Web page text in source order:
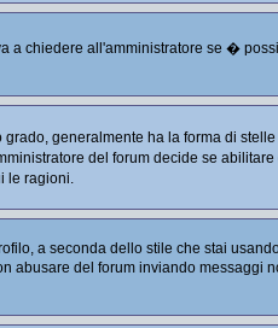
chiedere all'amministratore se �
generalmente ha la forma di
del forum decide se
le ragioni.
a seconda dello stile che stai
abusare del forum inviando